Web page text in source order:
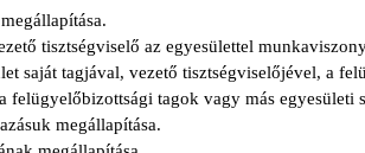
tisztségviselő az egyesülettel
saját tagjával, vezető tisztségviselőjével, a
tagok vagy más
megállapítása.